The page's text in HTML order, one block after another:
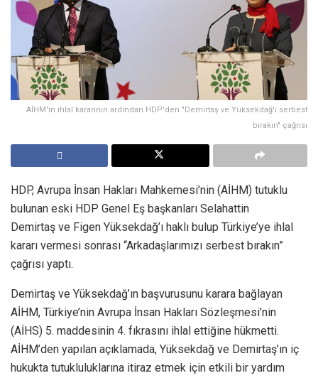
AİHM'in ihlal kararının ardından HDP'den "Demirtaş ve Yüksekdağ'ı serbest
bırakın" çağrısı
HDP, Avrupa İnsan Hakları Mahkemesi’nin (AİHM) tutuklu
bulunan eski HDP Genel Eş başkanları Selahattin
Demirtaş ve Figen Yüksekdağ’ı haklı bulup Türkiye’ye ihlal
kararı vermesi sonrası “Arkadaşlarımızı serbest bırakın”
çağrısı yaptı.
Demirtaş ve Yüksekdağ’ın başvurusunu karara bağlayan
AİHM, Türkiye’nin Avrupa İnsan Hakları Sözleşmesi’nin
(AİHS) 5. maddesinin 4. fıkrasını ihlal ettiğine hükmetti.
AİHM’den yapılan açıklamada, Yüksekdağ ve Demirtaş’ın iç
hukukta tutukluluklarına itiraz etmek için etkili bir yardım